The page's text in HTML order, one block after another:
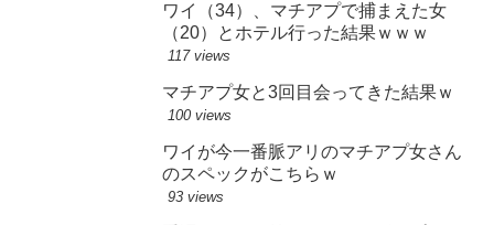
ワイ（34）、マチアプで捕まえた女
（20）とホテル行った結果ｗｗｗ
117 views
マチアプ女と3回目会ってきた結果ｗ
100 views
ワイが今一番脈アリのマチアプ女さん
のスペックがこちらｗ
93 views